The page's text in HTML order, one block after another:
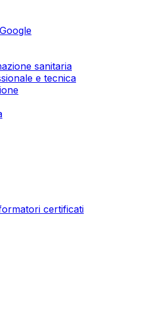
sanitaria
e tecnica
certificati